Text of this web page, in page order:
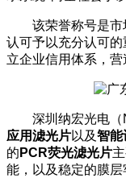
该荣誉称号是
认可予以充分认可
立企业信用体系，营
深圳纳宏光电
应用滤光片以及智能
的 PCR荧光滤光片
能，以及稳定的膜